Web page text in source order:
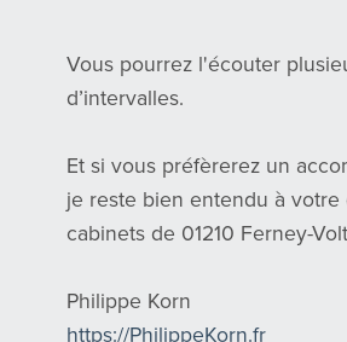
Vous pourrez l'écouter
d’intervalles.
Et si vous préfèrerez un
je reste bien entendu à votre
cabinets de 01210 Ferney-
Philippe Korn
https://PhilippeKorn.fr